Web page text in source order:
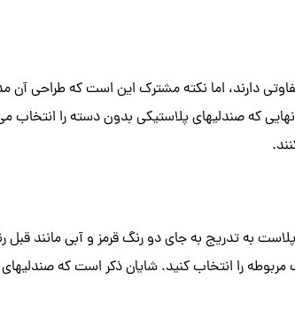
دارند، اما نکته مشترک این است که طراحی آن
که صندلیهای پلاستیکی بدون دسته را انتخاب
به تدریج به جای دو رنگ قرمز و آبی مانند قبل
مربوطه را انتخاب کنید. شایان ذکر است که صندلیهای